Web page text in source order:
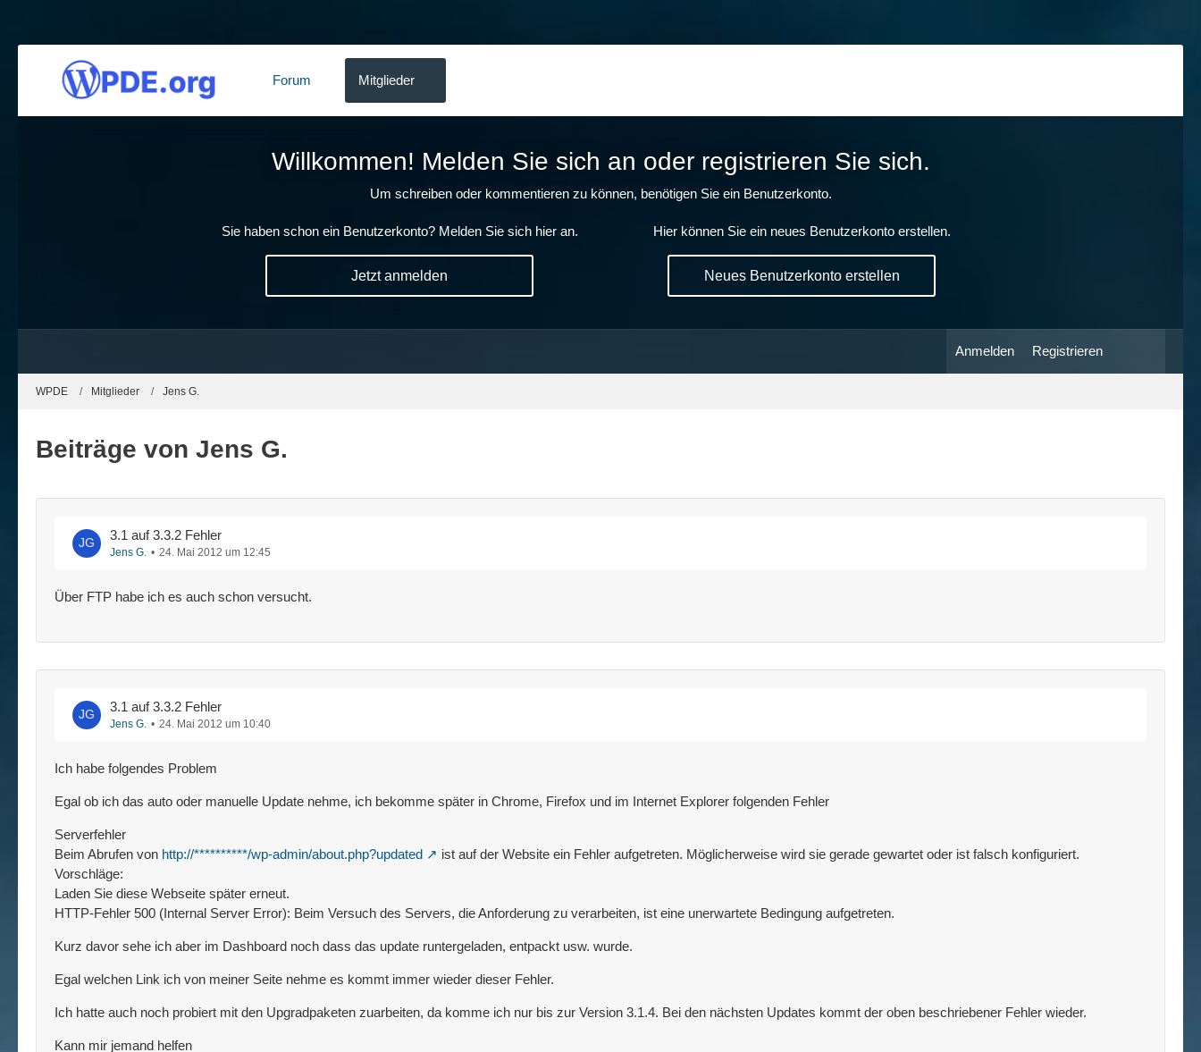
Forum Mitglieder
Willkommen! Melden Sie sich an oder registrieren Sie sich.
Um schreiben oder kommentieren zu können, benötigen Sie ein Benutzerkonto.
Sie haben schon ein Benutzerkonto? Melden Sie sich hier an.
Jetzt anmelden
Hier können Sie ein neues Benutzerkonto erstellen.
Neues Benutzerkonto erstellen
Anmelden Registrieren
WPDE Mitglieder Jens G.
Beiträge von Jens G.
3.1 auf 3.3.2 Fehler
Jens G. 24. Mai 2012 um 12:45
Über FTP habe ich es auch schon versucht.
3.1 auf 3.3.2 Fehler
Jens G. 24. Mai 2012 um 10:40
Ich habe folgendes Problem
Egal ob ich das auto oder manuelle Update nehme, ich bekomme später in Chrome, Firefox und im Internet Explorer folgenden Fehler
Serverfehler
Beim Abrufen von http://**********/wp-admin/about.php?updated
ist auf der Website ein Fehler aufgetreten. Möglicherweise wird sie gerade gewartet oder ist falsch konfiguriert.
Vorschläge:
Laden Sie diese Webseite später erneut.
HTTP-Fehler 500 (Internal Server Error): Beim Versuch des Servers, die Anforderung zu verarbeiten, ist eine unerwartete Bedingung aufgetreten.
Kurz davor sehe ich aber im Dashboard noch dass das update runtergeladen, entpackt usw. wurde.
Egal welchen Link ich von meiner Seite nehme es kommt immer wieder dieser Fehler.
Ich hatte auch noch probiert mit den Upgradpaketen zuarbeiten, da komme ich nur bis zur Version 3.1.4. Bei den nächsten Updates kommt der oben beschriebener Fehler wieder.
Kann mir jemand helfen